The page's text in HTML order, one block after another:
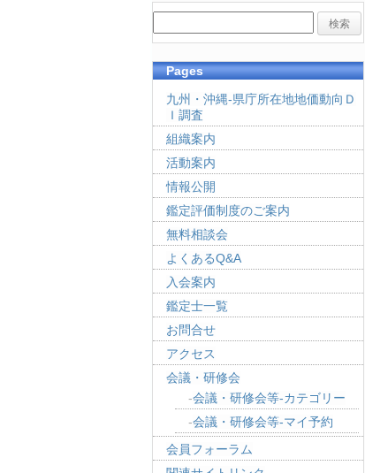
Pages
九州・沖縄-県庁所在地地価動向Ｄ
Ｉ調査
組織案内
活動案内
情報公開
鑑定評価制度のご案内
無料相談会
よくあるQ&A
入会案内
鑑定士一覧
お問合せ
アクセス
会議・研修会
会議・研修会等-カテゴリー
会議・研修会等-マイ予約
会員フォーラム